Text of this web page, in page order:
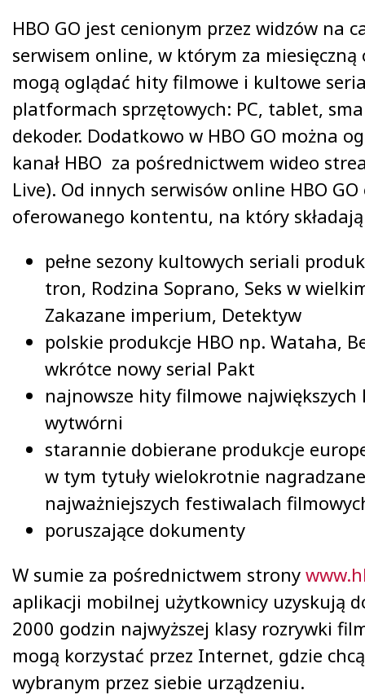
HBO GO jest cenionym przez widzów na
serwisem online, w którym za miesięczną
mogą oglądać hity filmowe i kultowe
platformach sprzętowych: PC, tablet,
dekoder. Dodatkowo w HBO GO można
kanał HBO za pośrednictwem wideo
Live). Od innych serwisów online HBO
oferowanego kontentu, na który
pełne sezony kultowych seriali
tron, Rodzina Soprano, Seks w
Zakazane imperium, Detektyw
polskie produkcje HBO np. Wataha,
wkrótce nowy serial Pakt
najnowsze hity filmowe największych
wytwórni
starannie dobierane produkcje
w tym tytuły wielokrotnie
najważniejszych festiwalach
poruszające dokumenty
W sumie za pośrednictwem strony
aplikacji mobilnej użytkownicy uzyskują
2000 godzin najwyższej klasy rozrywki
mogą korzystać przez Internet, gdzie
wybranym przez siebie urządzeniu.